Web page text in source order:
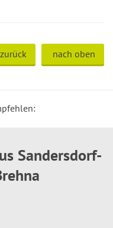
zurück nach oben
Sandersdorf-